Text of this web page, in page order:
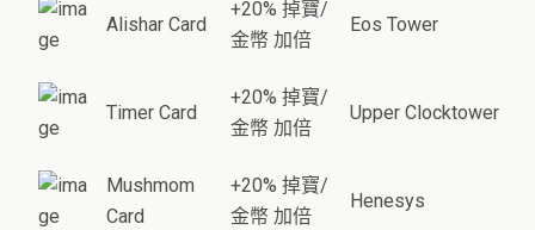
Alishar Card
+20% 掉寶/
金幣 加倍
Eos Tower
Timer Card
+20% 掉寶/
金幣 加倍
Upper Clocktower
Mushmom
Card
+20% 掉寶/
金幣 加倍
Henesys